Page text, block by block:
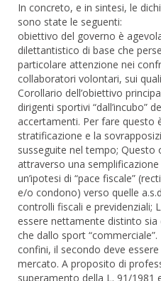
In concreto, e in sintesi, le
sono state le seguenti:
obiettivo del governo è
dilettantistico di base che
particolare attenzione nei
collaboratori volontari, sui
Corollario dell’obiettivo
dirigenti sportivi “dall’incubo”
accertamenti. Per fare questo
stratificazione e la
susseguite nel tempo; Questo
attraverso una
un’ipotesi di “pace fiscale”
e/o condono) verso quelle
controlli fiscali e previdenziali;
essere nettamente distinto
che dallo sport
confini, il secondo deve
mercato. A proposito di
superamento della L. 91/1981